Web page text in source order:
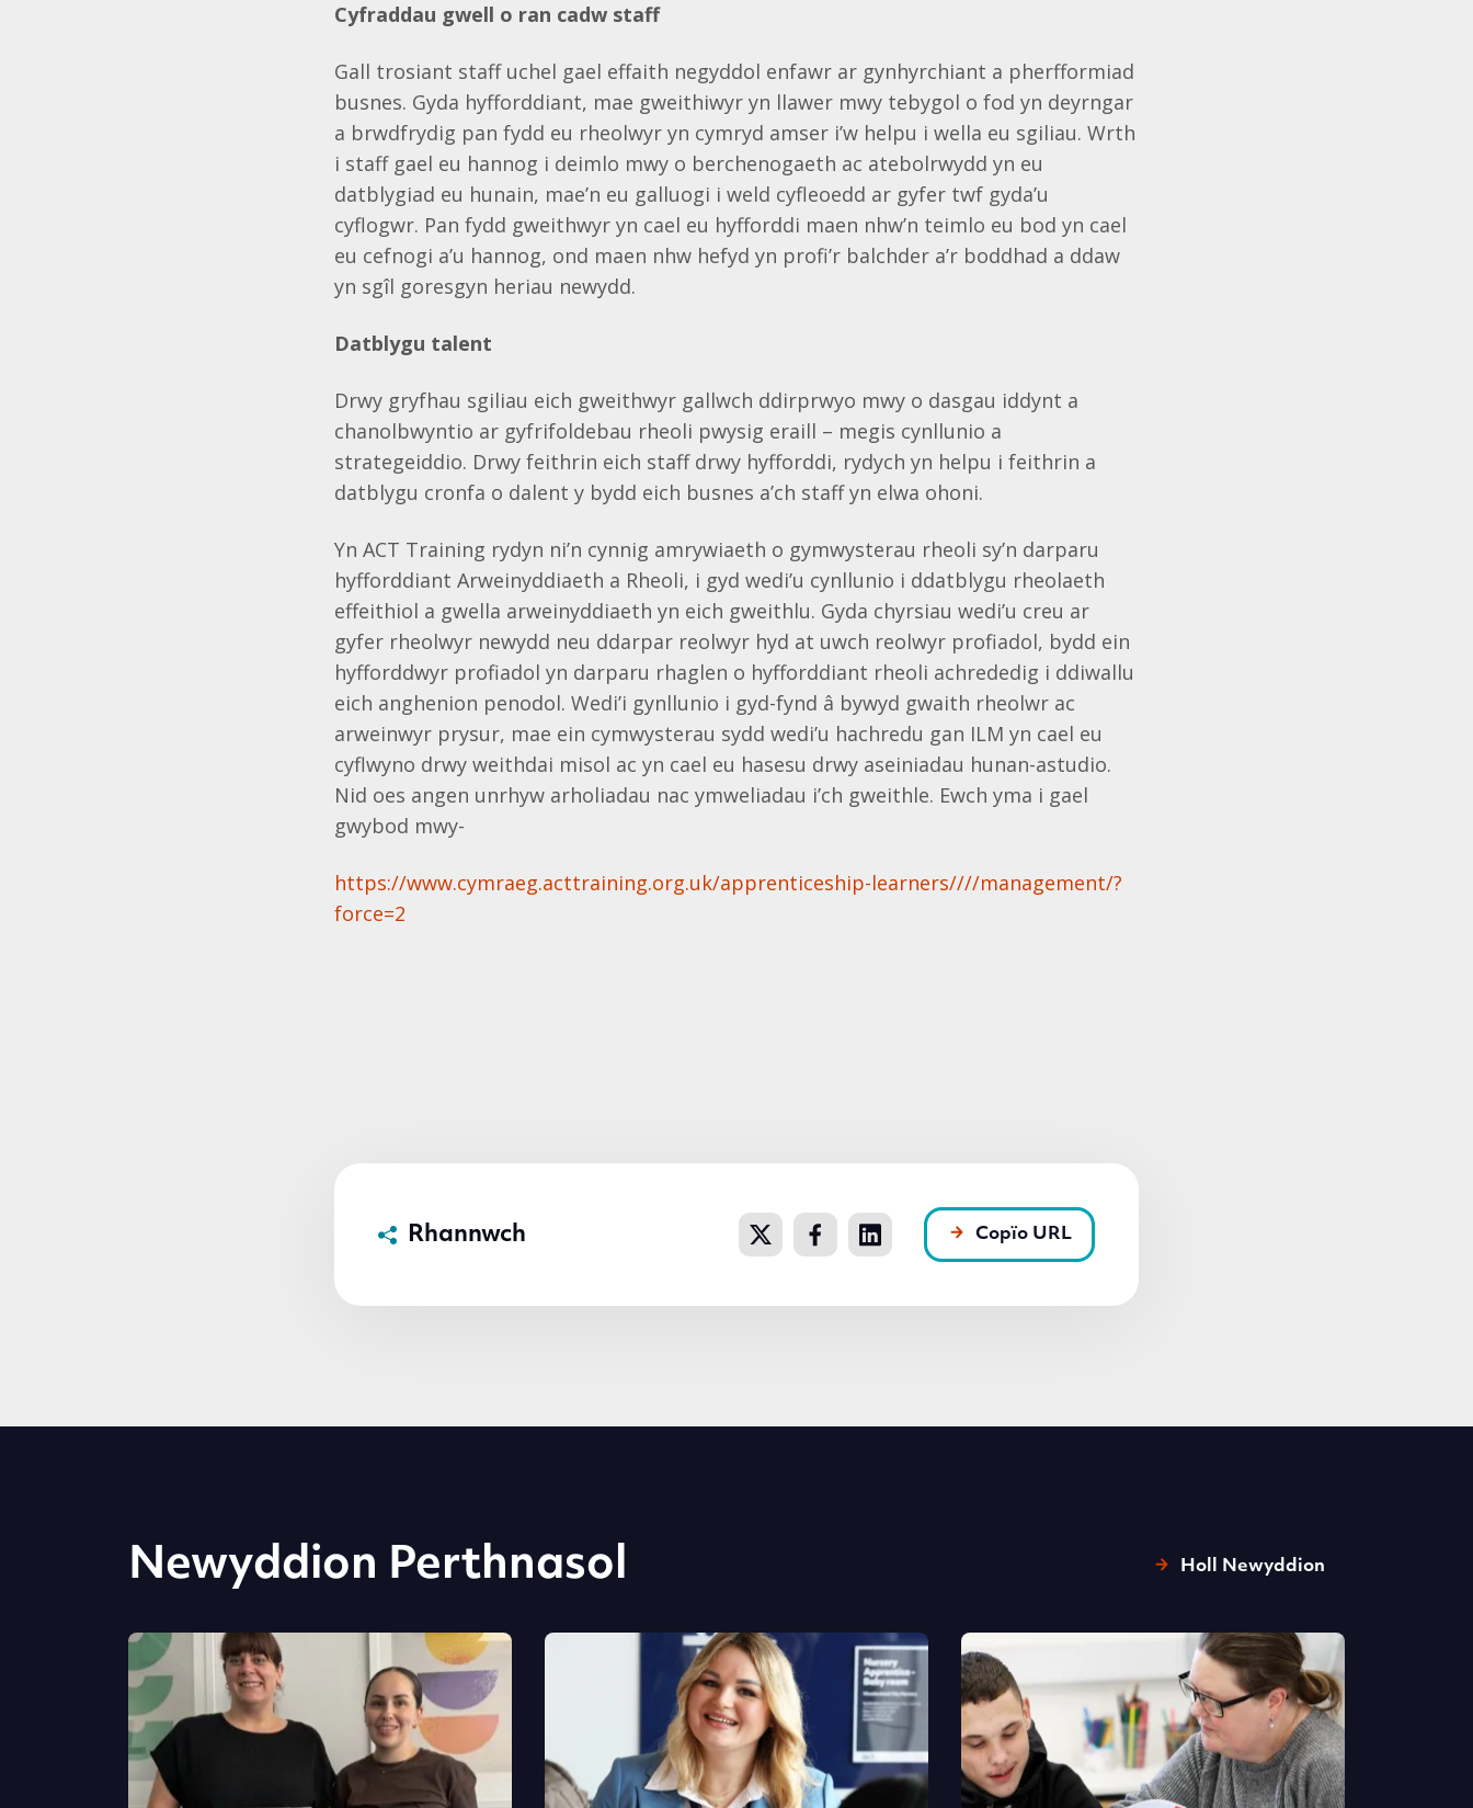
Cyfraddau gwell o ran cadw staff
Gall trosiant staff uchel gael effaith negyddol enfawr ar gynhyrchiant a pherfformiad
busnes. Gyda hyfforddiant, mae gweithiwyr yn llawer mwy tebygol o fod yn deyrngar
a brwdfrydig pan fydd eu rheolwyr yn cymryd amser i’w helpu i wella eu sgiliau. Wrth
i staff gael eu hannog i deimlo mwy o berchenogaeth ac atebolrwydd yn eu
datblygiad eu hunain, mae’n eu galluogi i weld cyfleoedd ar gyfer twf gyda’u
cyflogwr. Pan fydd gweithwyr yn cael eu hyfforddi maen nhw’n teimlo eu bod yn cael
eu cefnogi a’u hannog, ond maen nhw hefyd yn profi’r balchder a’r boddhad a ddaw
yn sgîl goresgyn heriau newydd.
Datblygu talent
Drwy gryfhau sgiliau eich gweithwyr gallwch ddirprwyo mwy o dasgau iddynt a
chanolbwyntio ar gyfrifoldebau rheoli pwysig eraill – megis cynllunio a
strategeiddio. Drwy feithrin eich staff drwy hyfforddi, rydych yn helpu i feithrin a
datblygu cronfa o dalent y bydd eich busnes a’ch staff yn elwa ohoni.
Yn ACT Training rydyn ni’n cynnig amrywiaeth o gymwysterau rheoli sy’n darparu
hyfforddiant Arweinyddiaeth a Rheoli, i gyd wedi’u cynllunio i ddatblygu rheolaeth
effeithiol a gwella arweinyddiaeth yn eich gweithlu. Gyda chyrsiau wedi’u creu ar
gyfer rheolwyr newydd neu ddarpar reolwyr hyd at uwch reolwyr profiadol, bydd ein
hyfforddwyr profiadol yn darparu rhaglen o hyfforddiant rheoli achrededig i ddiwallu
eich anghenion penodol. Wedi’i gynllunio i gyd-fynd â bywyd gwaith rheolwr ac
arweinwyr prysur, mae ein cymwysterau sydd wedi’u hachredu gan ILM yn cael eu
cyflwyno drwy weithdai misol ac yn cael eu hasesu drwy aseiniadau hunan-astudio.
Nid oes angen unrhyw arholiadau nac ymweliadau i’ch gweithle. Ewch yma i gael
gwybod mwy-
https://www.cymraeg.acttraining.org.uk/apprenticeship-learners////management/?
force=2
Rhannwch Copïo URL
Newyddion Perthnasol Holl Newyddion